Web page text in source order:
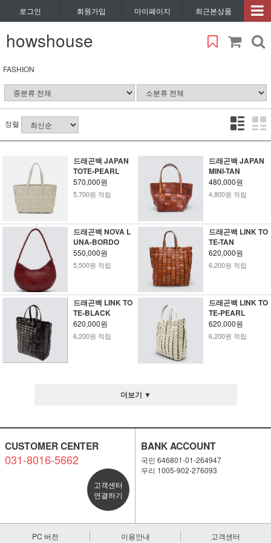
로그인 회원가입 마이페이지 최근본상품
howshouse
FASHION
정렬
드래곤백 JAPAN
TOTE-PEARL
570,000원
5,700원 적립
드래곤백 JAPAN
MINI-TAN
480,000원
4,800원 적립
드래곤백 NOVA L
UNA-BORDO
550,000원
5,500원 적립
드래곤백 LINK TO
TE-TAN
620,000원
6,200원 적립
드래곤백 LINK TO
TE-BLACK
620,000원
6,200원 적립
드래곤백 LINK TO
TE-PEARL
620,000원
6,200원 적립
더보기 ▼
CUSTOMER CENTER
031-8016-5662
고객센터
연결하기
BANK ACCOUNT
국민 646801-01-264947
우리 1005-902-276093
PC 버전 이용안내 고객센터